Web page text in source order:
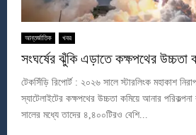
আন্তর্জাতিক খবর
সংঘর্ষের ঝুঁকি এড়াতে কক্ষপথের উচ্চতা
টেকসিঁড়ি রিপোর্ট : ২০২৬ সালে স্টারলিংক মহাকাশ
স্যাটেলাইটের কক্ষপথের উচ্চতা কমিয়ে আনার
সালের মধ্যে তাদের ৪,৪০০টিরও বেশি...